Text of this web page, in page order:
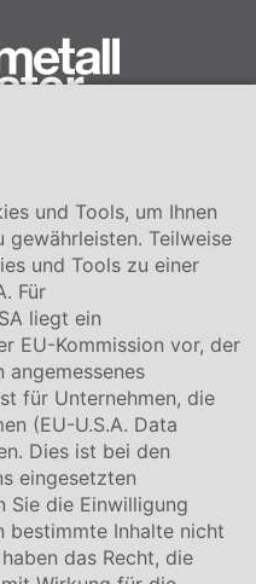
GmbH
180und Tools, um Ihnen
Teilweise
und Tools zu einer
Für
liegt ein
EU-Kommission vor, der
angemessenes
für Unternehmen, die
(EU-U.S.A. Data
Dies ist bei den
eingesetzten
Sie die Einwilligung
bestimmte Inhalte nicht
das Recht, die